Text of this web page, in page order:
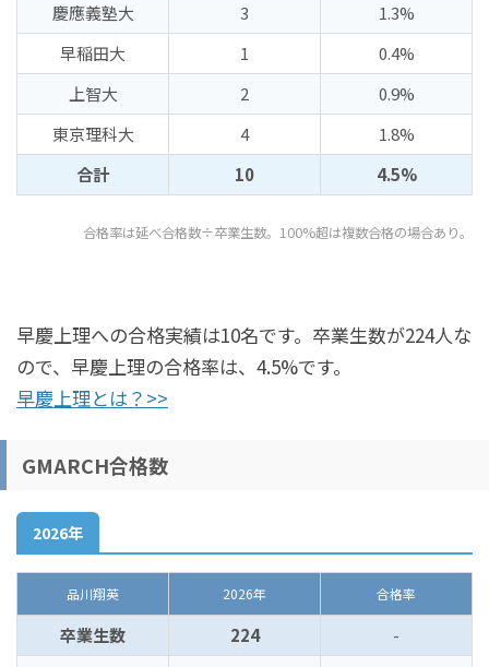
慶應義塾大
3
1.3%
早稲田大
1
0.4%
上智大
2
0.9%
東京理科大
4
1.8%
合計
10 4.5%
合格率は延べ合格数÷卒業生数。100%超は複数合格の場合あり。
早慶上理への合格実績は10名です。卒業生数が224人な
ので、早慶上理の合格率は、4.5%です。
早慶上理とは？>>
GMARCH合格数
2026年
品川翔英 2026年 合格率
卒業生数 224
-